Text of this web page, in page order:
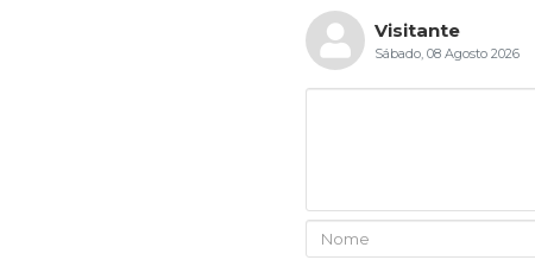
Visitante
Sábado, 08 Agosto 2026